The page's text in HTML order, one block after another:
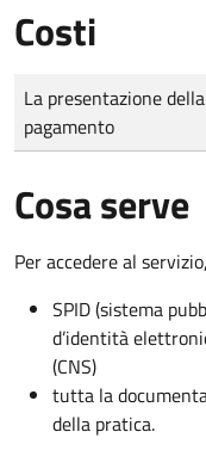
Costi
Tipo di pagamento
Importo
La presentazione
pagamento
Cosa serve
Per accedere al
SPID (sistema
d’identità
(CNS)
tutta la
della pratica.